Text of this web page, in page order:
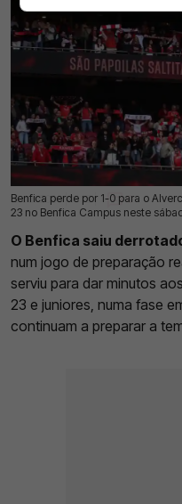
Benfica perde por 1-0 para o
23 no Benfica Campus neste
19 Jul 2026 | 16:15 | 0
O Benfica saiu
num jogo de preparação
serviu para dar minutos
23 e juniores, numa fase
continuam a preparar a